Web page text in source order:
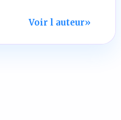
Voir l auteur»